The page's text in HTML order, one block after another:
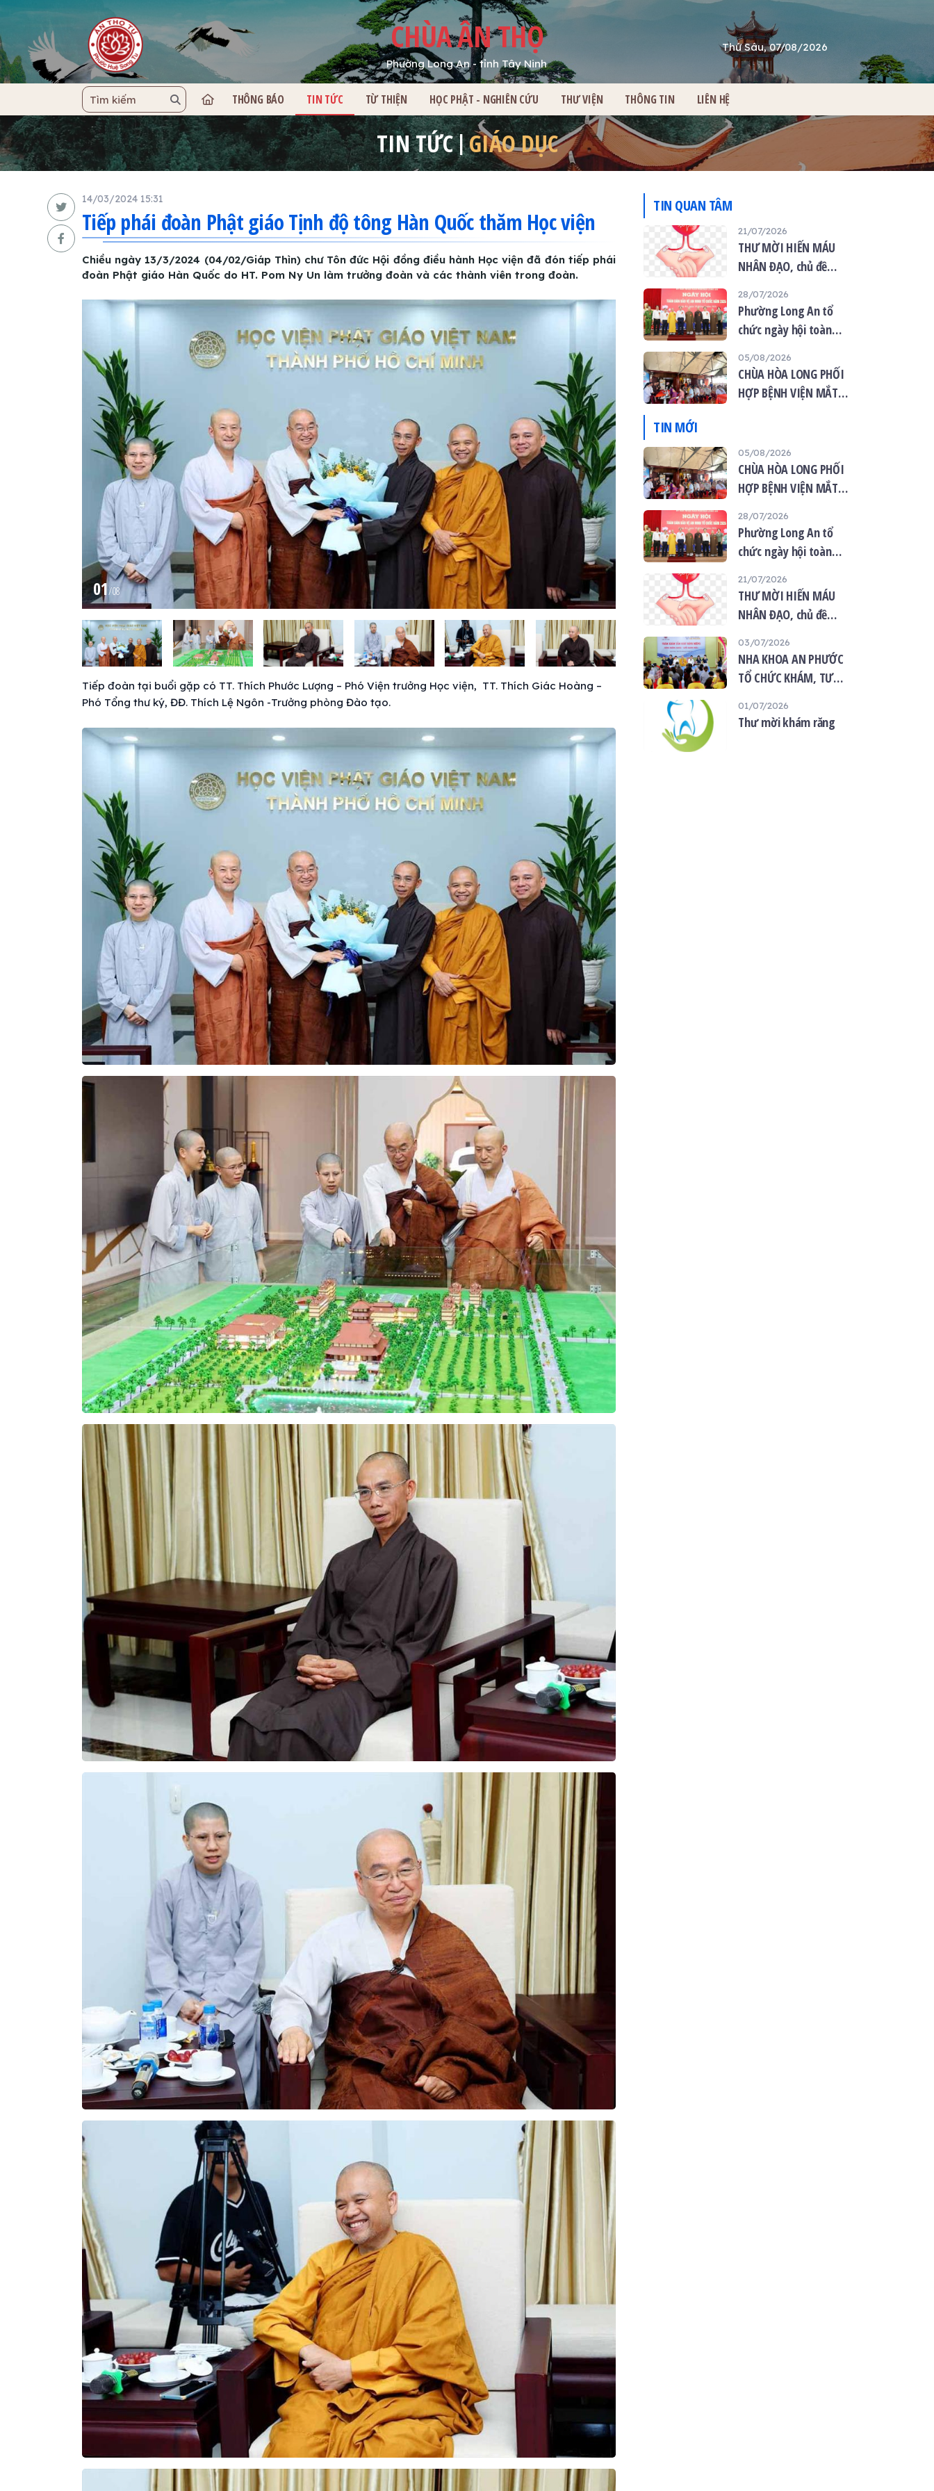
CHÙA ÂN THỌ
Phường Long An - tỉnh Tây Ninh
Thứ Sáu, 07/08/2026
TRANG CHỦ
THÔNG BÁO TIN TỨC TỪ THIỆN HỌC PHẬT - NGHIÊN CỨU THƯ VIỆN THÔNG TIN LIÊN HỆ
TIN TỨC GIÁO DỤC
14/03/2024 15:31
Tiếp phái đoàn Phật giáo Tịnh độ tông Hàn Quốc thăm Học viện
Chiều ngày 13/3/2024 (04/02/Giáp Thìn) chư Tôn đức Hội đồng điều hành Học viện đã đón tiếp phái
đoàn Phật giáo Hàn Quốc do HT. Pom Ny Un làm trưởng đoàn và các thành viên trong đoàn.
01/08
Tiếp đoàn tại buổi gặp có TT. Thích Phước Lượng – Phó Viện trưởng Học viện, TT. Thích Giác Hoàng –
Phó Tổng thư ký, ĐĐ. Thích Lệ Ngôn -Trưởng phòng Đào tạo.
TIN QUAN TÂM
21/07/2026
THƯ MỜI HIẾN MÁU
NHÂN ĐẠO, chủ đề
mùa Vu lan”
28/07/2026
Phường Long An tổ
chức ngày hội toàn
quốc năm 2026
05/08/2026
CHÙA HÒA LONG PHỐI
HỢP BỆNH VIỆN MẮT
NGƯỜI DÂN
TIN MỚI
05/08/2026
CHÙA HÒA LONG PHỐI
HỢP BỆNH VIỆN MẮT
MẮT MIỄN PHÍ CHO 120
NGƯỜI DÂN
28/07/2026
Phường Long An tổ
chức ngày hội toàn
quốc năm 2026
21/07/2026
THƯ MỜI HIẾN MÁU
NHÂN ĐẠO, chủ đề
mùa Vu lan”
03/07/2026
NHA KHOA AN PHƯỚC
TỔ CHỨC KHÁM, TƯ
MIỆNG MIỄN PHÍ TẠI
01/07/2026
Thư mời khám răng